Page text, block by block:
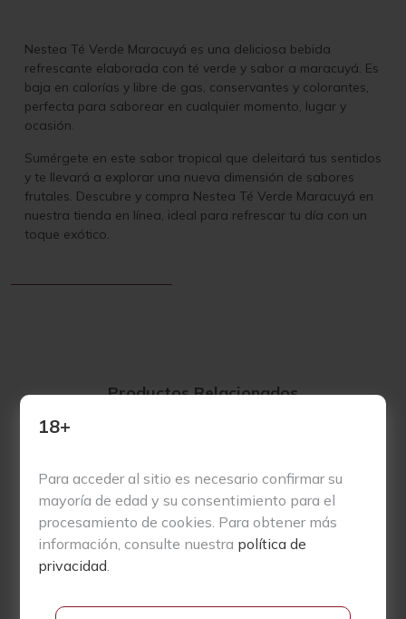
18+
Para acceder al sitio es necesario confirmar su
mayoría de edad y su consentimiento para el
procesamiento de cookies. Para obtener más
información, consulte nuestra política de
privacidad
Nestea Té Verde Maracuyá es una deliciosa bebida
refrescante elaborada con té verde y sabor a maracuyá. Es
baja en calorías y libre de gas, conservantes y colorantes,
perfecta para saborear en cualquier momento, lugar y
ocasión.
Sumérgete en este sabor tropical que deleitará tus sentidos
y te llevará a explorar una nueva dimensión de sabores
frutales. Descubre y compra Nestea Té Verde Maracuyá en
nuestra tienda en línea, ideal para refrescar tu día con un
toque exótico.
Productos Relacionados